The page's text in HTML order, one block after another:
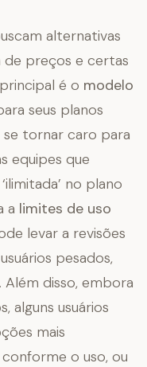
alternativas
de preços e certas
é o modelo
seus planos
tornar caro para
equipes que
no plano
a limites de uso
levar a revisões
pesados,
disso, embora
alguns usuários
mais
o uso, ou